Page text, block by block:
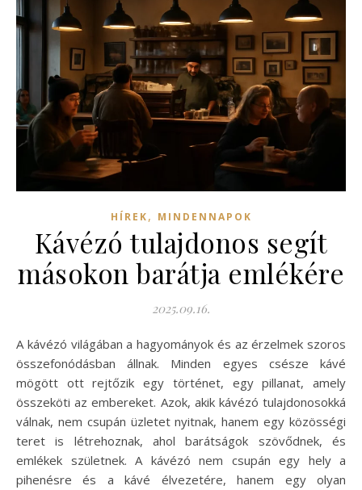
HÍREK, MINDENNAPOK
Kávézó tulajdonos segít
másokon barátja emlékére
2025.09.16.
A kávézó világában a hagyományok és az érzelmek szoros
összefonódásban állnak. Minden egyes csésze kávé
mögött ott rejtőzik egy történet, egy pillanat, amely
összeköti az embereket. Azok, akik kávézó tulajdonosokká
válnak, nem csupán üzletet nyitnak, hanem egy közösségi
teret is létrehoznak, ahol barátságok szövődnek, és
emlékek születnek. A kávézó nem csupán egy hely a
pihenésre és a kávé élvezetére, hanem egy olyan